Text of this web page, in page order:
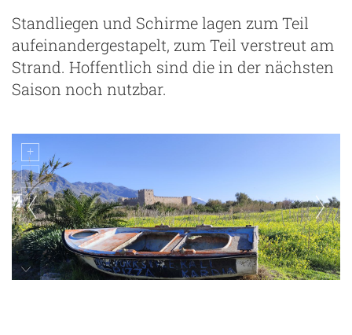
Standliegen und Schirme lagen zum Teil
aufeinandergestapelt, zum Teil verstreut am
Strand. Hoffentlich sind die in der nächsten
Saison noch nutzbar.